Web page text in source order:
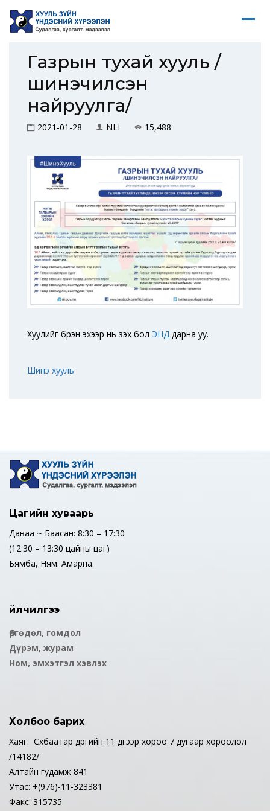
Газрын тухай хууль /
шинэчилсэн
найруулга/
2021-01-28 NLI 15,488
Хуулийг бүрэн эхээр нь үзэх бол ЭНД дарна уу.
Шинэ хууль
Цагийн хуваарь
Даваа ~ Баасан: 8:30 – 17:30
(12:30 – 13:30 цайны цаг)
Бямба, Ням: Амарна.
Үйлчилгээ
Өргөдөл, гомдол
Дүрэм, журам
Ном, эмхэтгэл хэвлэх
Холбоо барих
Хаяг: Сүхбаатар дүүргийн 11 дүгээр хороо 7 дугаар хороолол
/14182/
Алтайн гудамж 841
Утас: +(976)-11-323381
Факс: 315735